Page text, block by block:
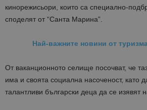
кинорежисьори, които са специално-
споделят от “Санта Марина”.
Най-важните новини от
От ваканционното селище посочват, че
има и своята социална насоченост, като
талантливи български деца да се изявят